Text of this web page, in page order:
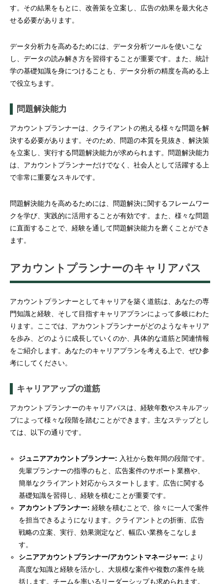
す。その結果をもとに、改善策を立案し、広告の効果を最大化さ
せる必要があります。
データ分析力を高めるためには、データ分析ツールを使いこな
し、データの読み解き方を習得することが重要です。また、統計
学の基礎知識を身につけることも、データ分析の精度を高める上
で役立ちます。
問題解決能力
アカウントプランナーは、クライアントの抱える様々な問題を解
決する必要があります。そのため、問題の本質を見抜き、解決策
を立案し、実行する問題解決能力が求められます。問題解決能力
は、アカウントプランナーだけでなく、社会人として活躍する上
で非常に重要なスキルです。
問題解決能力を高めるためには、問題解決に関するフレームワー
クを学び、実践的に活用することが有効です。また、様々な問題
に直面することで、経験を通して問題解決能力を磨くことができ
ます。
アカウントプランナーのキャリアパス
アカウントプランナーとしてキャリアを築く道筋は、あなたの専
門知識と経験、そして目指すキャリアプランによって多岐にわた
ります。ここでは、アカウントプランナーがどのようなキャリア
を歩み、どのように成長していくのか、具体的な道筋と関連情報
をご紹介します。あなたのキャリアプランを考える上で、ぜひ参
考にしてください。
キャリアアップの道筋
アカウントプランナーのキャリアパスは、経験年数やスキルアッ
プによって様々な段階を踏むことができます。主なステップとし
ては、以下の通りです。
ジュニアアカウントプランナー: 入社から数年間の段階です。
先輩プランナーの指導のもと、広告案件のサポート業務や、
簡単なクライアント対応からスタートします。広告に関する
基礎知識を習得し、経験を積むことが重要です。
アカウントプランナー: 経験を積むことで、徐々に一人で案件
を担当できるようになります。クライアントとの折衝、広告
戦略の立案、実行、効果測定など、幅広い業務をこなしま
す。
シニアアカウントプランナー/アカウントマネージャー: より
高度な知識と経験を活かし、大規模な案件や複数の案件を統
括します。チームを率いるリーダーシップも求められます。